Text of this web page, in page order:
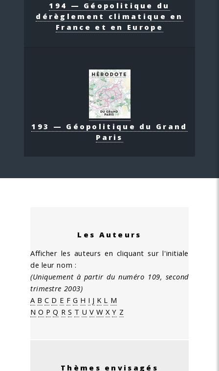
194 — Géopolitique du
dérèglement climatique en
France et en Europe
193 — Géopolitique du Grand
Paris
Les Auteurs
Afficher les auteurs en cliquant sur l'initiale
de leur nom :
(Uniquement à partir du numéro 109, second
trimestre 2003)
A B C D E F G H I J K L M
N O P Q R S T U V W X Y Z
Thèmes envisagés